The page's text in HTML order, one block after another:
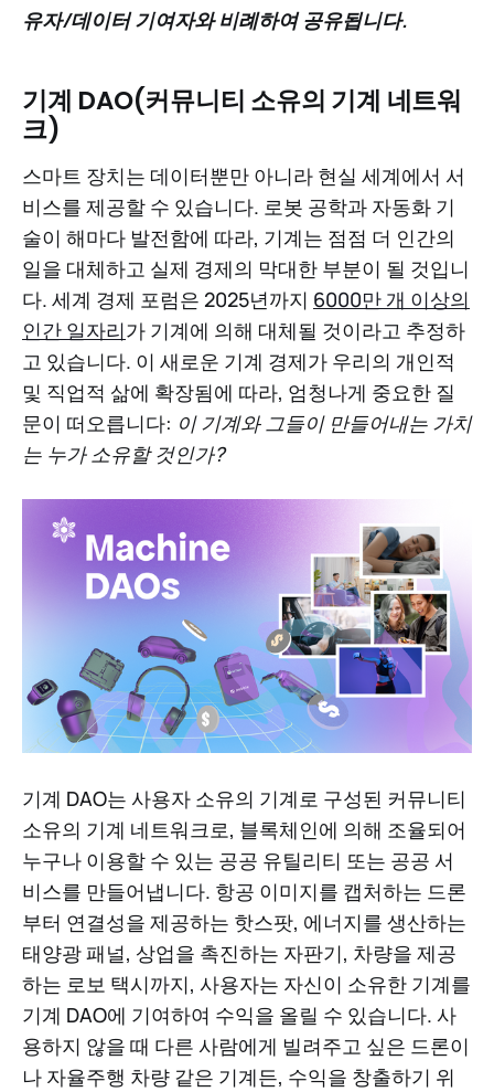
유자/데이터 기여자와 비례하여 공유됩니다.
기계 DAO(커뮤니티 소유의 기계 네트워
크)
스마트 장치는 데이터뿐만 아니라 현실 세계에서 서
비스를 제공할 수 있습니다. 로봇 공학과 자동화 기
술이 해마다 발전함에 따라, 기계는 점점 더 인간의
일을 대체하고 실제 경제의 막대한 부분이 될 것입니
다. 세계 경제 포럼은 2025년까지 6000만 개 이상의
인간 일자리가 기계에 의해 대체될 것이라고 추정하
고 있습니다. 이 새로운 기계 경제가 우리의 개인적
및 직업적 삶에 확장됨에 따라, 엄청나게 중요한 질
문이 떠오릅니다: 이 기계와 그들이 만들어내는 가치
는 누가 소유할 것인가?
기계 DAO는 사용자 소유의 기계로 구성된 커뮤니티
소유의 기계 네트워크로, 블록체인에 의해 조율되어
누구나 이용할 수 있는 공공 유틸리티 또는 공공 서
비스를 만들어냅니다. 항공 이미지를 캡처하는 드론
부터 연결성을 제공하는 핫스팟, 에너지를 생산하는
태양광 패널, 상업을 촉진하는 자판기, 차량을 제공
하는 로보 택시까지, 사용자는 자신이 소유한 기계를
기계 DAO에 기여하여 수익을 올릴 수 있습니다. 사
용하지 않을 때 다른 사람에게 빌려주고 싶은 드론이
나 자율주행 차량 같은 기계든, 수익을 창출하기 위